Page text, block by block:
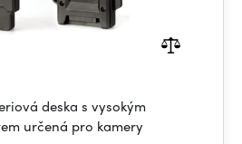
deska s vysokým
určená pro kamery